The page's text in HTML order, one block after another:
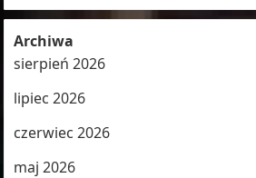
Archiwa
sierpień 2026
lipiec 2026
czerwiec 2026
maj 2026